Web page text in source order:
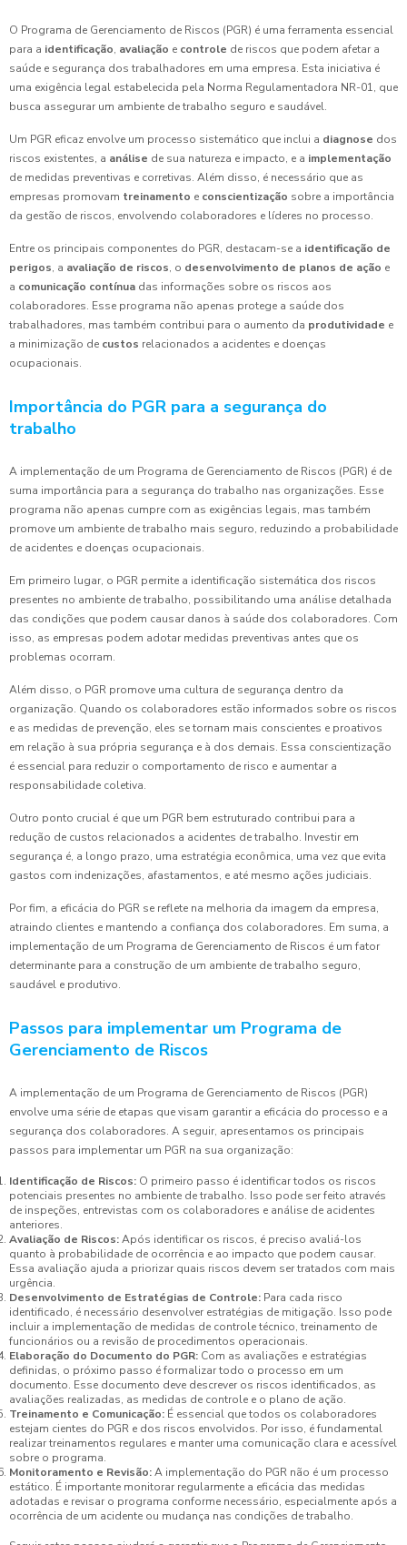
O Programa de Gerenciamento de Riscos (PGR) é uma ferramenta essencial
para a identificação, avaliação e controle de riscos que podem afetar a
saúde e segurança dos trabalhadores em uma empresa. Esta iniciativa é
uma exigência legal estabelecida pela Norma Regulamentadora NR-01, que
busca assegurar um ambiente de trabalho seguro e saudável.
Um PGR eficaz envolve um processo sistemático que inclui a diagnose dos
riscos existentes, a análise de sua natureza e impacto, e a implementação
de medidas preventivas e corretivas. Além disso, é necessário que as
empresas promovam treinamento e conscientização sobre a importância
da gestão de riscos, envolvendo colaboradores e líderes no processo.
Entre os principais componentes do PGR, destacam-se a identificação de
perigos, a avaliação de riscos, o desenvolvimento de planos de ação e
a comunicação contínua das informações sobre os riscos aos
colaboradores. Esse programa não apenas protege a saúde dos
trabalhadores, mas também contribui para o aumento da produtividade e
a minimização de custos relacionados a acidentes e doenças
ocupacionais.
Importância do PGR para a segurança do
trabalho
A implementação de um Programa de Gerenciamento de Riscos (PGR) é de
suma importância para a segurança do trabalho nas organizações. Esse
programa não apenas cumpre com as exigências legais, mas também
promove um ambiente de trabalho mais seguro, reduzindo a probabilidade
de acidentes e doenças ocupacionais.
Em primeiro lugar, o PGR permite a identificação sistemática dos riscos
presentes no ambiente de trabalho, possibilitando uma análise detalhada
das condições que podem causar danos à saúde dos colaboradores. Com
isso, as empresas podem adotar medidas preventivas antes que os
problemas ocorram.
Além disso, o PGR promove uma cultura de segurança dentro da
organização. Quando os colaboradores estão informados sobre os riscos
e as medidas de prevenção, eles se tornam mais conscientes e proativos
em relação à sua própria segurança e à dos demais. Essa conscientização
é essencial para reduzir o comportamento de risco e aumentar a
responsabilidade coletiva.
Outro ponto crucial é que um PGR bem estruturado contribui para a
redução de custos relacionados a acidentes de trabalho. Investir em
segurança é, a longo prazo, uma estratégia econômica, uma vez que evita
gastos com indenizações, afastamentos, e até mesmo ações judiciais.
Por fim, a eficácia do PGR se reflete na melhoria da imagem da empresa,
atraindo clientes e mantendo a confiança dos colaboradores. Em suma, a
implementação de um Programa de Gerenciamento de Riscos é um fator
determinante para a construção de um ambiente de trabalho seguro,
saudável e produtivo.
Passos para implementar um Programa de
Gerenciamento de Riscos
A implementação de um Programa de Gerenciamento de Riscos (PGR)
envolve uma série de etapas que visam garantir a eficácia do processo e a
segurança dos colaboradores. A seguir, apresentamos os principais
passos para implementar um PGR na sua organização:
Identificação de Riscos: O primeiro passo é identificar todos os riscos
potenciais presentes no ambiente de trabalho. Isso pode ser feito através
de inspeções, entrevistas com os colaboradores e análise de acidentes
anteriores.
Avaliação de Riscos:Após identificar os riscos, é preciso avaliá-los
quanto à probabilidade de ocorrência e ao impacto que podem causar.
Essa avaliação ajuda a priorizar quais riscos devem ser tratados com mais
urgência.
Desenvolvimento de Estratégias de Controle: Para cada risco
identificado, é necessário desenvolver estratégias de mitigação. Isso pode
incluir a implementação de medidas de controle técnico, treinamento de
funcionários ou a revisão de procedimentos operacionais.
Elaboração do Documento do PGR: Com as avaliações e estratégias
definidas, o próximo passo é formalizar todo o processo em um
documento. Esse documento deve descrever os riscos identificados, as
avaliações realizadas, as medidas de controle e o plano de ação.
Treinamento e Comunicação: É essencial que todos os colaboradores
estejam cientes do PGR e dos riscos envolvidos. Por isso, é fundamental
realizar treinamentos regulares e manter uma comunicação clara e acessível
sobre o programa.
Monitoramento e Revisão:A implementação do PGR não é um processo
estático. É importante monitorar regularmente a eficácia das medidas
adotadas e revisar o programa conforme necessário, especialmente após a
ocorrência de um acidente ou mudança nas condições de trabalho.